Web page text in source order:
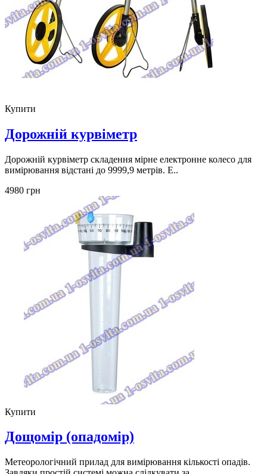
Купити
Дорожній курвіметр
Дорожній курвіметр складення мірне електронне колесо для
вимірювання відстані до 9999,9 метрів. Е..
4980 грн
Купити
Дощомiр (опадомiр)
Метеорологічний прилад для вимірювання кількості опадів.